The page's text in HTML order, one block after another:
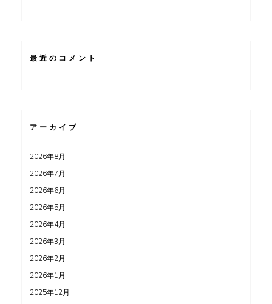
最近のコメント
アーカイブ
2026年8月
2026年7月
2026年6月
2026年5月
2026年4月
2026年3月
2026年2月
2026年1月
2025年12月